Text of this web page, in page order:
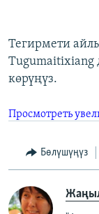
Тегирмети
Tugumaitixiang
көрүңүз.
Просмотреть
Бөлүшүңүз